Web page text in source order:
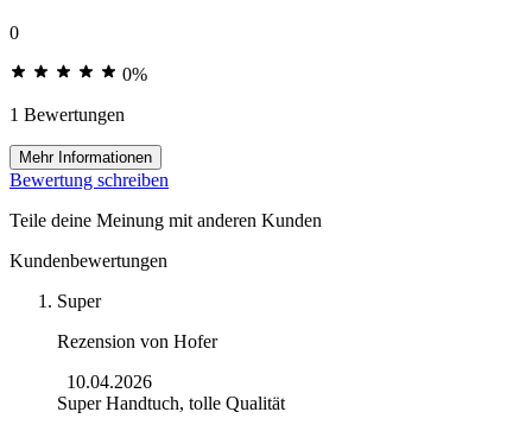
0
0%
1 Bewertungen
Mehr Informationen
Bewertung schreiben
Teile deine Meinung mit anderen Kunden
Kundenbewertungen
Super
Rezension von Hofer
10.04.2026
Super Handtuch, tolle Qualität